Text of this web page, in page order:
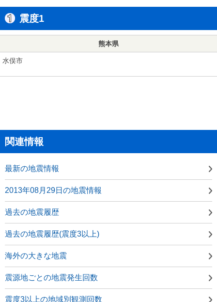
震度1
熊本県
水俣市
関連情報
最新の地震情報
2013年08月29日の地震情報
過去の地震履歴
過去の地震履歴(震度3以上)
海外の大きな地震
震源地ごとの地震発生回数
震度3以上の地域別観測回数